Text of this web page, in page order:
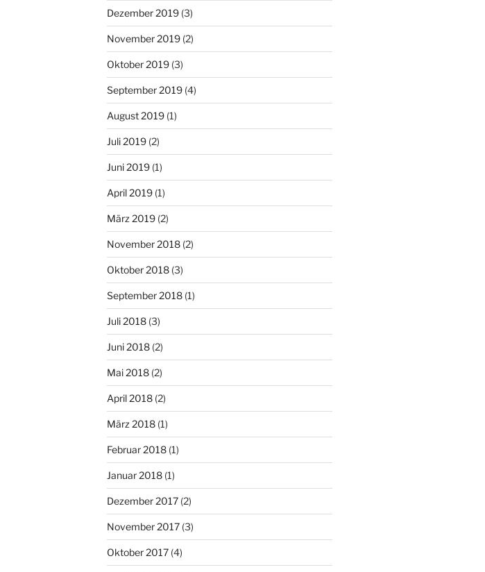
Dezember 2019(3)
November 2019(2)
Oktober 2019(3)
September 2019(4)
August 2019(1)
Juli 2019(2)
Juni 2019(1)
April 2019(1)
März 2019(2)
November 2018(2)
Oktober 2018(3)
September 2018(1)
Juli 2018(3)
Juni 2018(2)
Mai 2018(2)
April 2018(2)
März 2018(1)
Februar 2018(1)
Januar 2018(1)
Dezember 2017(2)
November 2017(3)
Oktober 2017(4)